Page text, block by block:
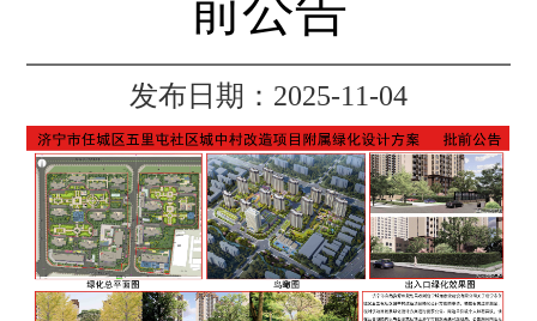
前公告
发布日期：2025-11-04